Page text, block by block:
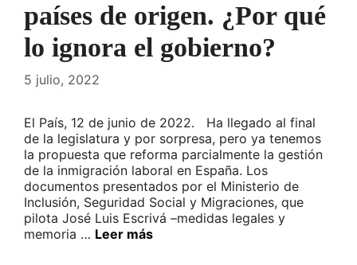
países de origen. ¿Por qué
lo ignora el gobierno?
5 julio, 2022
El País, 12 de junio de 2022. Ha llegado al final
de la legislatura y por sorpresa, pero ya tenemos
la propuesta que reforma parcialmente la gestión
de la inmigración laboral en España. Los
documentos presentados por el Ministerio de
Inclusión, Seguridad Social y Migraciones, que
pilota José Luis Escrivá –medidas legales y
memoria … Leer más